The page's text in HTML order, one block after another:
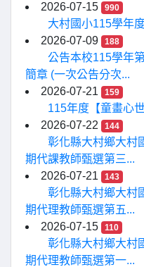
2026-07-15 990
大村國小115學年
2026-07-09
188
公告本校115學年
簡章 (一次公告分次...
2026-07-21
159
115年度【童畫心
2026-07-22
144
彰化縣大村鄉大村
期代課教師甄選第三...
2026-07-21
143
彰化縣大村鄉大村
期代理教師甄選第五...
2026-07-15
110
彰化縣大村鄉大村
期代理教師甄選第一...